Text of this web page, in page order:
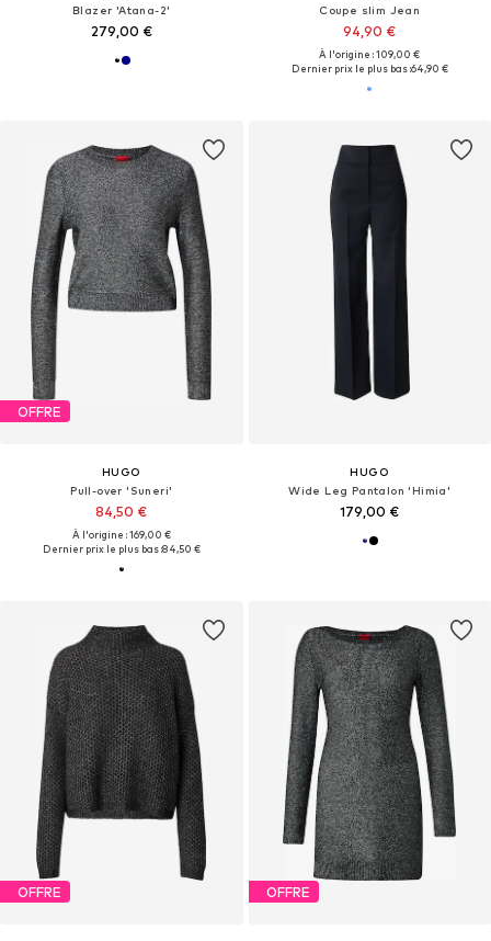
Blazer 'Atana-2'
279,00 €
Coupe slim Jean
94,90 €
À l'origine : 109,00 €
Dernier prix le plus bas :64,90 €
OFFRE
HUGO
Pull-over 'Suneri'
84,50 €
À l'origine : 169,00 €
Dernier prix le plus bas :84,50 €
HUGO
Wide Leg Pantalon 'Himia'
179,00 €
OFFRE OFFRE